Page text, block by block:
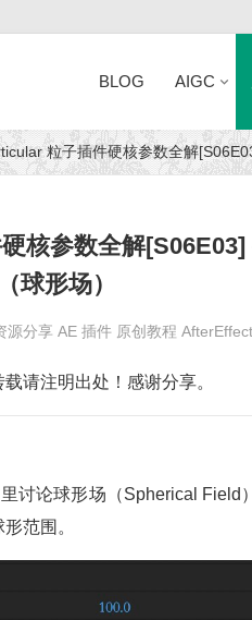
BLOG AIGC
粒子插件硬核参数全解
核参数全解
球形场）
源分享 AE 插件 原创教程
请注明出处！感谢分享。
讨论球形场（Spherical Field
范围。